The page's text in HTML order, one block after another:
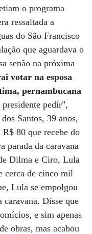
o programa
ressaltada a
do São Francisco
que aguardava o
senão na próxima
votar na esposa
pernambucana
pedir",
Santos, 39 anos,
80 que recebe do
parada da caravana
Dilma e Ciro, Lula
cerca de cinco mil
Lula se empolgou
Disse que
e sim apenas
obras, mas acabou